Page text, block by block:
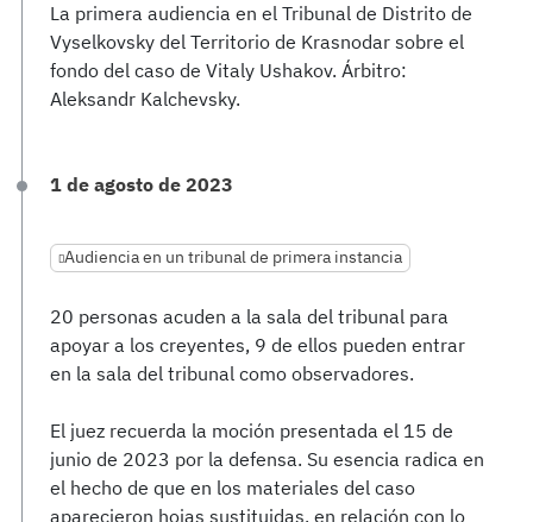
La primera audiencia en el Tribunal de Distrito de
Vyselkovsky del Territorio de Krasnodar sobre el
fondo del caso de Vitaly Ushakov. Árbitro:
Aleksandr Kalchevsky.
1 de agosto de 2023
Audiencia en un tribunal de primera instancia
20 personas acuden a la sala del tribunal para
apoyar a los creyentes, 9 de ellos pueden entrar
en la sala del tribunal como observadores.
El juez recuerda la moción presentada el 15 de
junio de 2023 por la defensa. Su esencia radica en
el hecho de que en los materiales del caso
aparecieron hojas sustituidas, en relación con lo